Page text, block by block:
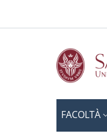
FACOLTÀ